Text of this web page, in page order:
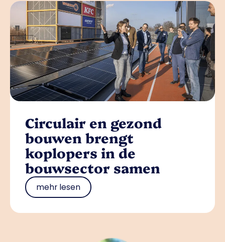
Circulair en gezond
bouwen brengt
koplopers in de
bouwsector samen
mehr lesen